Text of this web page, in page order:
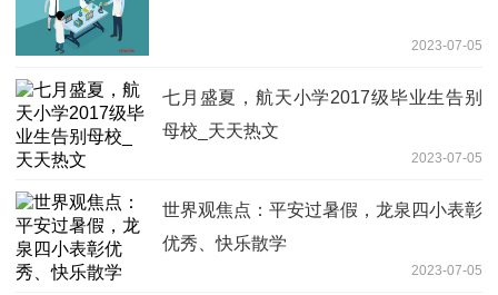
2023-07-05
七月盛夏，航天小学2017级毕业生告别
母校_天天热文
2023-07-05
世界观焦点：平安过暑假，龙泉四小表彰
优秀、快乐散学
2023-07-05